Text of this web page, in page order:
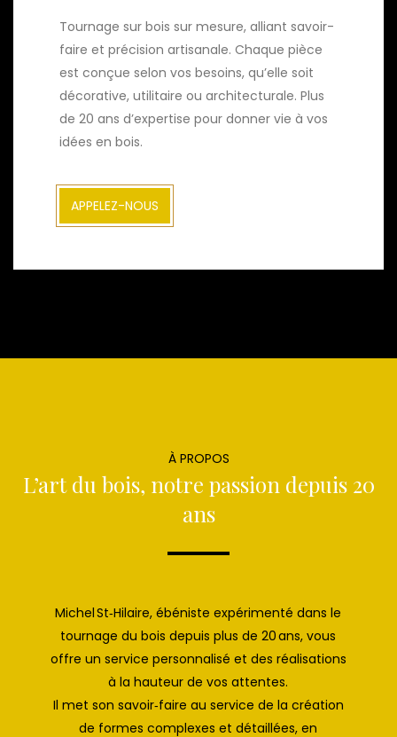
Tournage sur bois sur mesure, alliant savoir-
faire et précision artisanale. Chaque pièce
est conçue selon vos besoins, qu’elle soit
décorative, utilitaire ou architecturale. Plus
de 20 ans d’expertise pour donner vie à vos
idées en bois.
APPELEZ-NOUS
À PROPOS
L’art du bois, notre passion depuis 20
ans
Michel St‑Hilaire, ébéniste expérimenté dans le
tournage du bois depuis plus de 20 ans, vous
offre un service personnalisé et des réalisations
à la hauteur de vos attentes.
Il met son savoir‑faire au service de la création
de formes complexes et détaillées, en